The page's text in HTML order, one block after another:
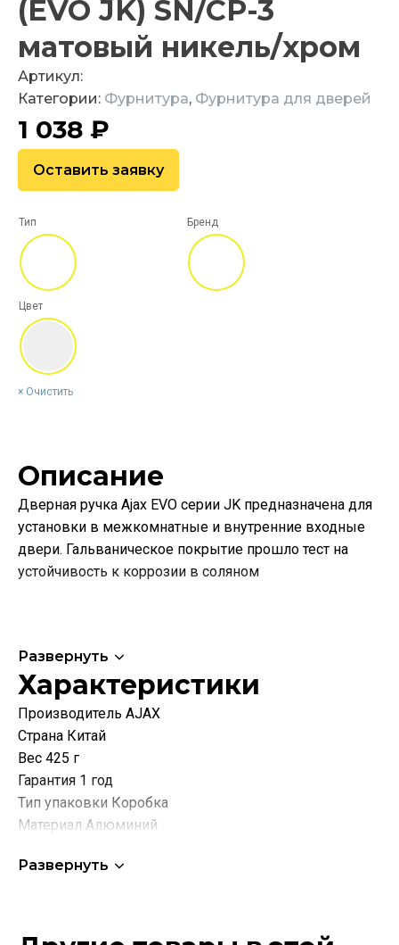
(EVO JK) SN/CP-3
матовый никель/хром
Артикул:
Категории: Фурнитура, Фурнитура для дверей
1 038 ₽
Оставить заявку
Тип Бренд
Цвет
Очистить
Описание
Дверная ручка Ajax EVO серии JK предназначена для
установки в межкомнатные и внутренние входные
двери. Гальваническое покрытие прошло тест на
устойчивость к коррозии в соляном
Развернуть
Характеристики
Производитель AJAX
Страна Китай
Вес 425 г
Гарантия 1 год
Тип упаковки Коробка
Материал Алюминий
Вес двери Не имеет значения
Развернуть